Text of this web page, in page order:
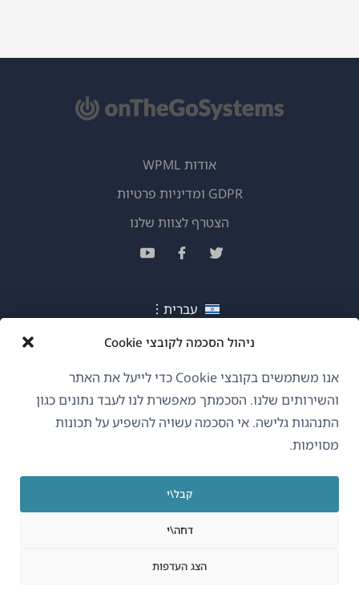
ניהול הסכמה לקובצי Cookie
אנו משתמשים בקובצי Cookie כדי לייעל את האתר
והשירותים שלנו. הסכמתך מאפשרת לנו לעבד נתונים כגון
התנהגות גלישה. אי הסכמה עשויה להשפיע על תכונות
מסוימות.
קבל\י
דחה\י
הצג העדפות
OnTheGoSystems Limited
בחלון
חדש)
עברית
אודות WPML
GDPR ומדיניות פרטיות
הצטרף לצוות שלנו(נפתח
(נפתח
(נפתח(נפתח